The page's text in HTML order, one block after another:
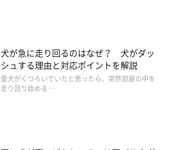
犬が急に走り回るのはなぜ？ 犬がダッ
シュする理由と対応ポイントを解説
愛犬がくつろいでいたと思ったら、突然部屋の中を
走り回り始める …